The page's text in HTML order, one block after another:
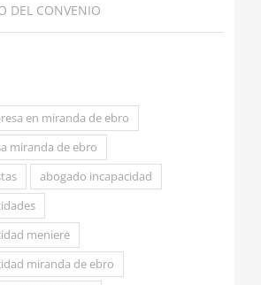
DEL CONVENIO
en miranda de ebro
miranda de ebro
abogado incapacidad
meniere
miranda de ebro